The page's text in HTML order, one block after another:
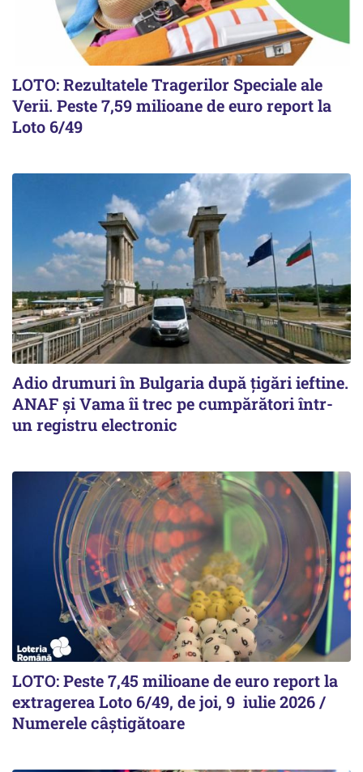
LOTO: Rezultatele Tragerilor Speciale ale
Verii. Peste 7,59 milioane de euro report la
Loto 6/49
Adio drumuri în Bulgaria după țigări ieftine.
ANAF și Vama îi trec pe cumpărători într-
un registru electronic
LOTO: Peste 7,45 milioane de euro report la
extragerea Loto 6/49, de joi, 9 iulie 2026 /
Numerele câștigătoare